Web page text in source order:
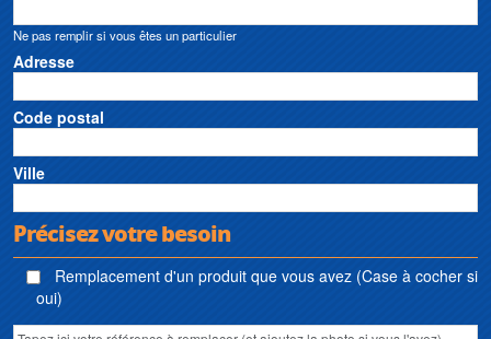
Ne pas remplir si vous êtes un particulier
Adresse
Code postal
Ville
Précisez votre besoin
Remplacement d'un produit que vous avez (Case à cocher si
oui)